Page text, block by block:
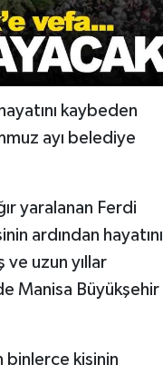
kaybeden
ayı belediye
yaralanan Ferdi
ardından hayatını
uzun yıllar
Manisa Büyükşehir
binlerce kişinin